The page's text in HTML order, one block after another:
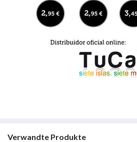
Verwandte Produkte